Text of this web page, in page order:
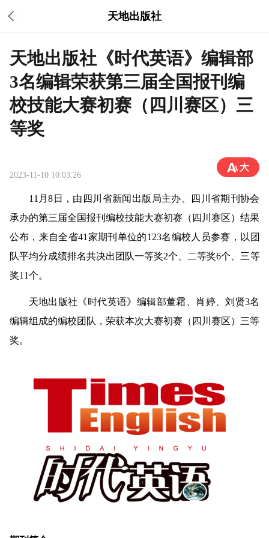
天地出版社
天地出版社《时代英语》编辑部
3名编辑荣获第三届全国报刊编
校技能大赛初赛（四川赛区）三
等奖
2023-11-10 10:03:26
11 月8 日， 由 四川省新闻出版局主办
四川省期刊协会
承办的第三届全国报刊编校技能大赛初赛（四川赛区）结果
公布， 来自全省41 家期刊单位的123名编校人员参赛，以团
队平均分成绩排名共决出团队一等奖2个、二等奖6个、三等
奖11个。
天地出版社 《时代英语》编辑部董霜、肖婷、刘贤3名
编辑组成的编校团队， 荣获本次大赛初赛（四川赛区）三等
奖。